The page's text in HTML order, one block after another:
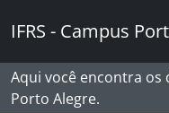
IFRS - Campus
Aqui você encontra os
Porto Alegre.